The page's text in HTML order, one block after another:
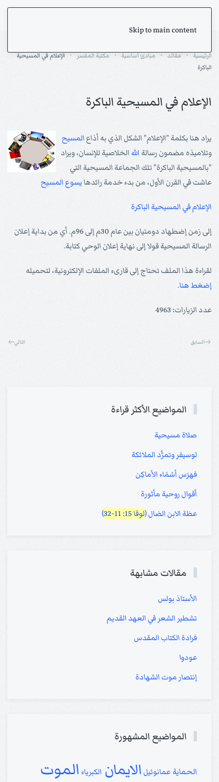
Skip to main content
الرئيسية عقائد مبادئ أساسية مكتبة المفسر
الإعلام في المسيحية
الباكرة
الإعلام في المسيحية الباكرة
يراد هنا بكلمة "الإعلام" الشكل الذي به أذاع المسيح
وتلاميذه مضمون رسالة الله الخلاصية للإنسان، ويراد
"بالمسيحية الباكرة" تلك الجماعة المسيحية التي
عاشت في القرن الأول، من بدء خدمة رائدهايسوع المسيح
الإعلام في المسيحية الباكرة
إلى زمن إضطهاد دومتيان بين عام 30م إلى 96م. أي من بداية إعلان
الرسالة المسيحية قولا إلى نهاية إعلان الوحي كتابة.
لقراءة هذا الملف تحتاج إلى قارىء الملفات الإلكترونية، لتحميله
إضغط هنا.
عدد الزيارات: 4963
السابق التالي
المواضيع الأكثر قراءة
صلاة مسيحية
لوسيفر وتمرُّد الملائكة
فهرَس أسْمَاء الأماكِن
أقوال روحية مأثورة
عظة الابن الضال (لوقا 15: 11-32 )
مقالات مشابهة
الأستاذ بولس
تشطير الشعر في العهد القديم
فرادة الكتاب المقدس
عودوا
إنتصار موت الشهادة
المواضيع المشهورة
الحماية عمانوئيل الايمان الكبرياء الموت